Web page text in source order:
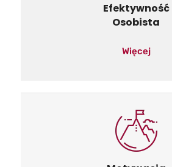
Efektywność
Osobista
Więcej